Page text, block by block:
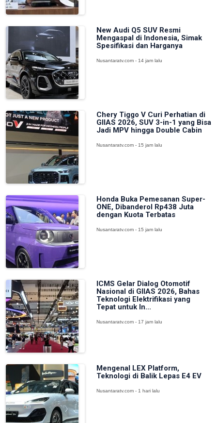
New Audi Q5 SUV Resmi
Mengaspal di Indonesia, Simak
Spesifikasi dan Harganya
Nusantaratv.com - 14 jam lalu
Chery Tiggo V Curi Perhatian di
GIIAS 2026, SUV 3-in-1 yang Bisa
Jadi MPV hingga Double Cabin
Nusantaratv.com - 15 jam lalu
Honda Buka Pemesanan Super-
ONE, Dibanderol Rp438 Juta
dengan Kuota Terbatas
Nusantaratv.com - 15 jam lalu
ICMS Gelar Dialog Otomotif
Nasional di GIIAS 2026, Bahas
Teknologi Elektrifikasi yang
Tepat untuk In...
Nusantaratv.com - 17 jam lalu
Mengenal LEX Platform,
Teknologi di Balik Lepas E4 EV
Nusantaratv.com - 1 hari lalu